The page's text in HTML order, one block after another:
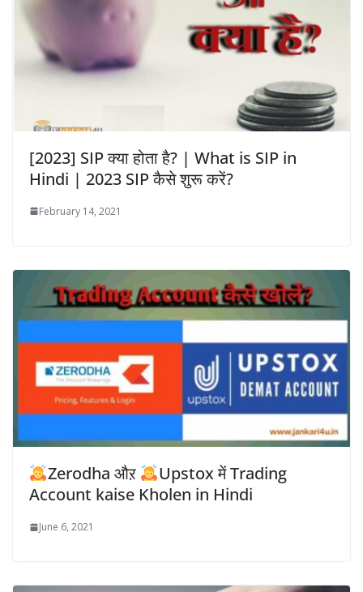
[2023] SIP क्या होता है? | What is SIP in
Hindi | 2023 SIP कैसे शुरू करें?
February 14, 2021
Zerodha औऱ
Upstox में Trading
Account kaise Kholen in Hindi
June 6, 2021